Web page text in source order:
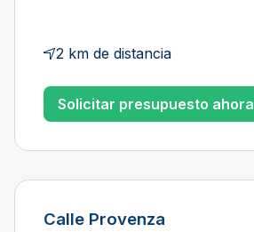
2 km de distancia
Solicitar presupuesto ahora
Calle Provenza